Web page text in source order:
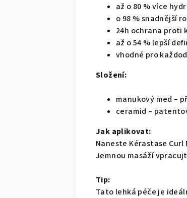
až o 80 % více
o 98 % snadnější
24h ochrana proti
až o 54 % lepší
vhodné pro
Složení:
manukový med –
ceramid –
Jak aplikovat:
Naneste Kérastase
Jemnou masáží
Tip:
Tato lehká péče je